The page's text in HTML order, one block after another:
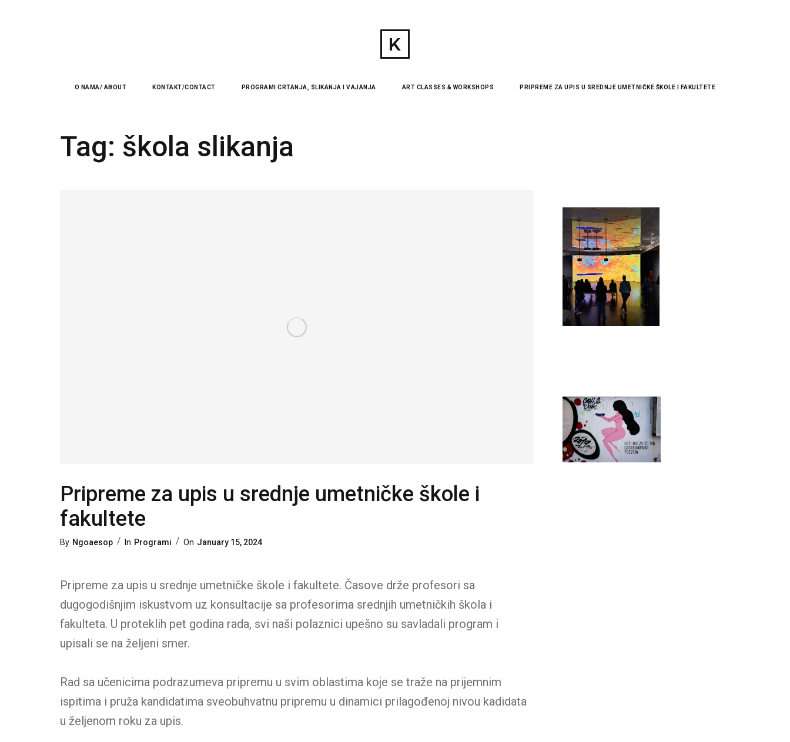
O NAMA/ ABOUT KONTAKT/CONTACT PROGRAMI CRTANJA, SLIKANJA I VAJANJA ART CLASSES & WORKSHOPS PRIPREME ZA UPIS U SREDNJE UMETNIČKE ŠKOLE I FAKULTETE
Tag: škola slikanja
Pripreme za upis u srednje umetničke škole i
fakultete
By Ngoaesop Categories
In Programi
Posted
On January 15, 2024
Pripreme za upis u srednje umetničke škole i fakultete. Časove drže profesori sa
dugogodišnjim iskustvom uz konsultacije sa profesorima srednjih umetničkih škola i
fakulteta. U proteklih pet godina rada, svi naši polaznici upešno su savladali program i
upisali se na željeni smer.
Rad sa učenicima podrazumeva pripremu u svim oblastima koje se traže na prijemnim
ispitima i pruža kandidatima sveobuhvatnu pripremu u dinamici prilagođenoj nivou kadidata
u željenom roku za upis.